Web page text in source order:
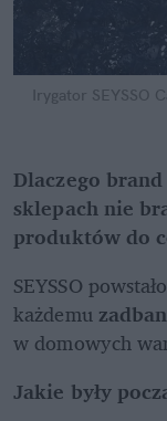
Irygator SEYSSO
Dlaczego
sklepach nie
produktów do
SEYSSO
każdemu
w domowych
Jakie były